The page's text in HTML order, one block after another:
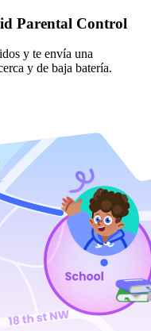
Parental Control
y te envía una
y de baja batería.